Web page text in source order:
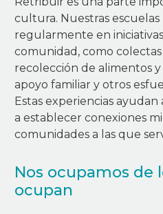
cultura. Nuestras
regularmente en
comunidad, como
recolección de alimentos
apoyo familiar y otros
Estas experiencias ayudan
a establecer conexiones
comunidades a las que
Nos ocupamos de
ocupan